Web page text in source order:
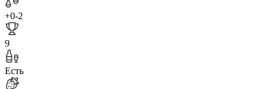
+0-2
9
Есть